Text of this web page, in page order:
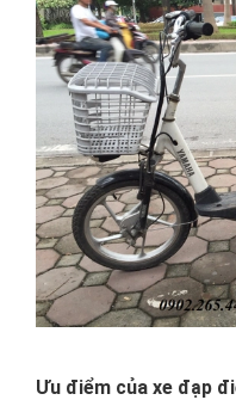
Ưu điểm của xe đạp